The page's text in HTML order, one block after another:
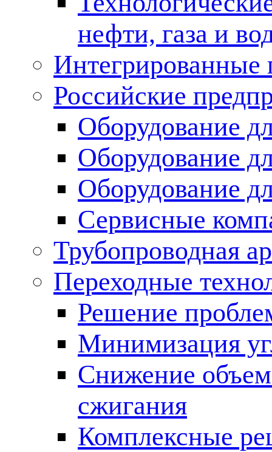
нефти, газа и
Российские
Оборудование
Оборудование
Оборудование
Сервисные
Трубопроводная
Переходные
Решение
Минимизация
Снижение
сжигания
Комплексные